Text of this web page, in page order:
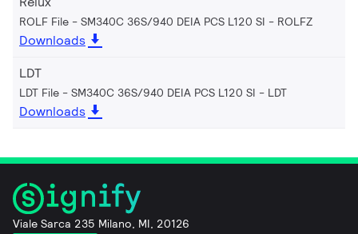
ROLF File - SM340C 36S/940 DEIA PCS L120 SI ROLFZ
Downloads
LDT
LDT File - SM340C 36S/940 DEIA PCS L120 SI LDT
Downloads
Viale Sarca 235 Milano, MI, 20126